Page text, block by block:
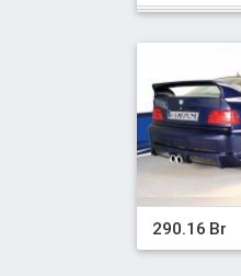
290.16 Br